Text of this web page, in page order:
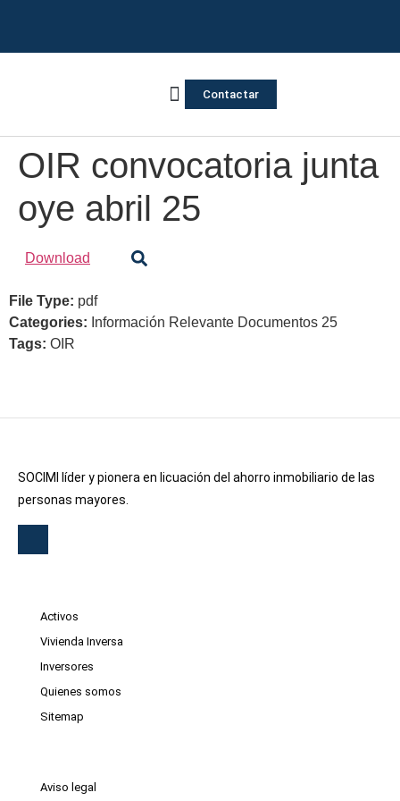
Contactar
OIR convocatoria junta
oye abril 25
Download
File Type: pdf
Categories: Información Relevante Documentos 25
Tags: OIR
SOCIMI líder y pionera en licuación del ahorro inmobiliario de las
personas mayores.
Activos
Vivienda Inversa
Inversores
Quienes somos
Sitemap
Aviso legal